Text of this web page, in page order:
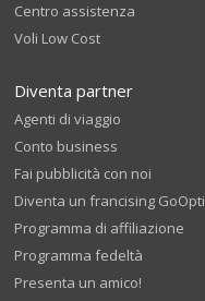
Centro assistenza
Voli Low Cost
Diventa partner
Agenti di viaggio
Conto business
Fai pubblicità con noi
Diventa un francising GoOpti
Programma di affiliazione
Programma fedeltà
Presenta un amico!